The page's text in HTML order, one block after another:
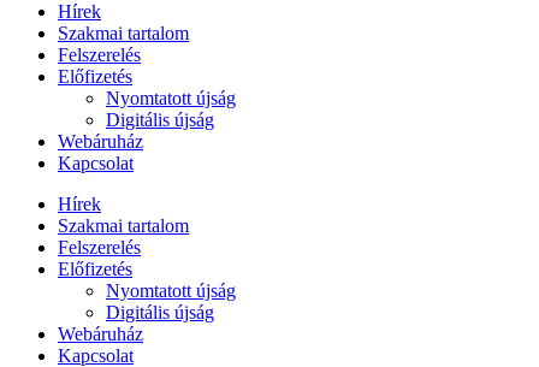
Hírek
Szakmai tartalom
Felszerelés
Előfizetés
Nyomtatott újság
Digitális újság
Webáruház
Kapcsolat
Hírek
Szakmai tartalom
Felszerelés
Előfizetés
Nyomtatott újság
Digitális újság
Webáruház
Kapcsolat